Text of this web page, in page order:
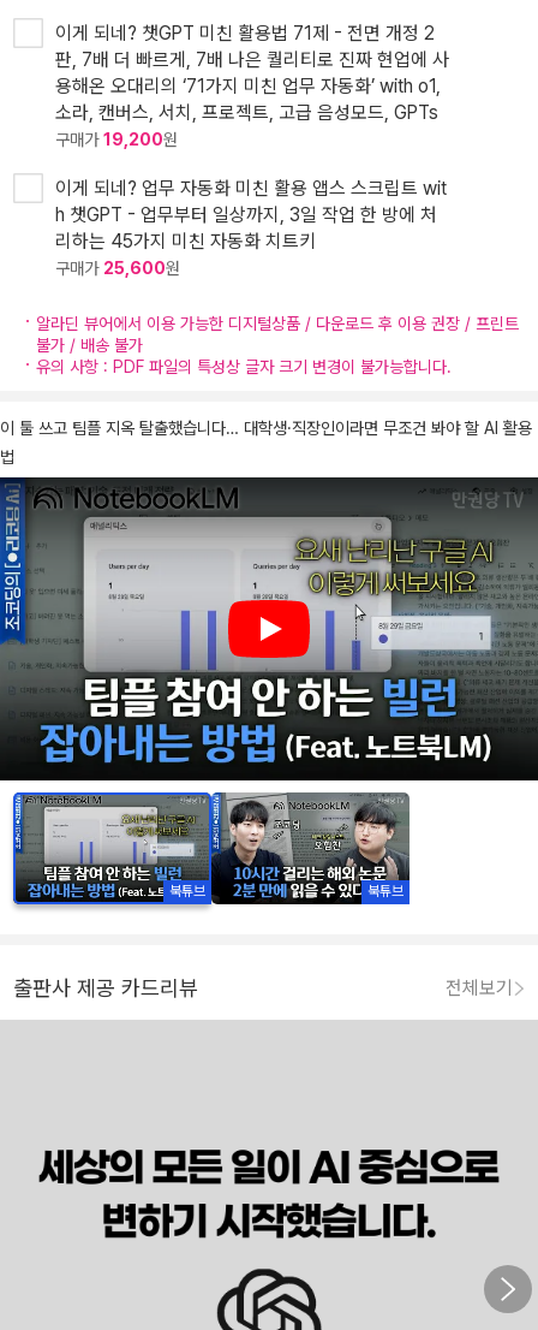
이게 되네? 챗GPT 미친 활용법 71제 - 전면 개정 2
판, 7배 더 빠르게, 7배 나은 퀄리티로 진짜 현업에 사
용해온 오대리의 ‘71가지 미친 업무 자동화’ with o1,
소라, 캔버스, 서치, 프로젝트, 고급 음성모드, GPTs
구매가19,200원
이게 되네? 업무 자동화 미친 활용 앱스 스크립트 wit
h 챗GPT - 업무부터 일상까지, 3일 작업 한 방에 처
리하는 45가지 미친 자동화 치트키
구매가 25,600원
알라딘 뷰어에서 이용 가능한 디지털상품 / 다운로드 후 이용 권장 / 프린트
불가 / 배송 불가
유의 사항 : PDF 파일의 특성상 글자 크기 변경이 불가능합니다.
이 툴 쓰고 팀플 지옥 탈출했습니다… 대학생·직장인이라면 무조건 봐야 할 AI 활용
법
Play
북튜브 북튜브
출판사 제공 카드리뷰 전체보기